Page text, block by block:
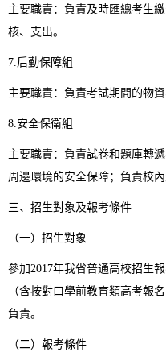
主要職責：負責及時匯總考生
核、支出。
7.后勤保障組
主要職責：負責考試期間的物
8.安全保衛組
主要職責：負責試卷和題庫轉
周邊環境的安全保障；負責校內
三、招生對象及報考條件
（一）招生對象
參加2017年我省普通高校招生
（含按對口學前教育類高考報
負責。
（二）報考條件